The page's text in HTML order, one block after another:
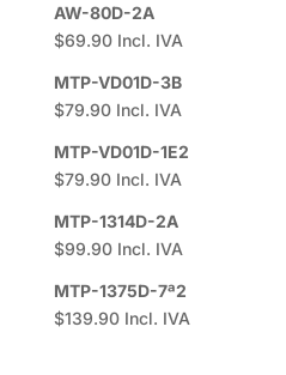
AW-80D-2A
$69.90 Incl. IVA
MTP-VD01D-3B
$79.90 Incl. IVA
MTP-VD01D-1E2
$79.90 Incl. IVA
MTP-1314D-2A
$99.90 Incl. IVA
MTP-1375D-7ª2
$139.90 Incl. IVA